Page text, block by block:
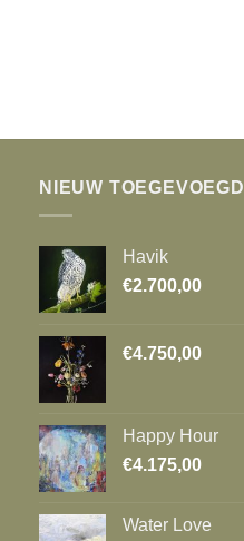
NIEUW TOEGEVOEGD
Havik
€2.700,00
€4.750,00
Happy Hour
€4.175,00
Water Love